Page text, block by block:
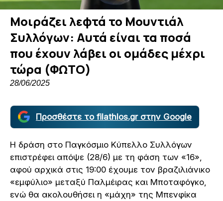
Μοιράζει λεφτά το Μουντιάλ
Συλλόγων: Αυτά είναι τα ποσά
που έχουν λάβει οι ομάδες μέχρι
τώρα (ΦΩΤΟ)
28/06/2025
Προσθέστε το filathlos.gr στην Google
Η δράση στο Παγκόσμιο Κύπελλο Συλλόγων
επιστρέφει απόψε (28/6) με τη φάση των «16»,
αφού αρχικά στις 19:00 έχουμε τον βραζιλιάνικο
«εμφύλιο» μεταξύ Παλμέιρας και Μποταφόγκο,
ενώ θα ακολουθήσει η «μάχη» της Μπενφίκα